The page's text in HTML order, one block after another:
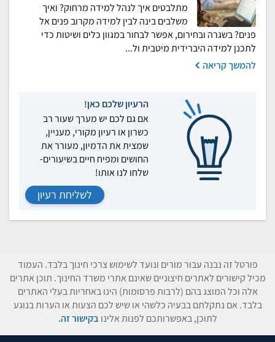
מתלבטים איך לנהל למידה מרחוק? ואיך
משלבים בינה לבין למידה מקרוב פנים אל
פנים? בשגרה ובחירום, אפשר לבחור במגוון כלים ושיטות כדי
לתכנן למידה היברידית מיטבית ול...
להמשך קריאה
הרעיון שלכם כאן!
אם גם לכם יש מערך שעור רב
כשרון או רעיון מקורי, מעניין,
שמצית את הדמיון, מעורר את
החושים ומפיח חיים בשיעורים-
שלחו לנו אותו!
לשליחת רעיון
פורטל זה נבנה עבור מורים ונועד לשימוש צרכי חינוך בלבד. העמוד
מכיל קישורים לאתרים חיצוניים שאינם אתרי משרד החינוך. תוכן אתרים
אלה וכל המוצג בהם (לרבות פרסומות) הינו באחריות בעלי האתרים
בלבד. אם נתקלתם בבעיה כלשהי או שיש לכם הצעות או הערות בנוגע
לתוכן, באפשרותכם לפנות אלינו בקישור זה.